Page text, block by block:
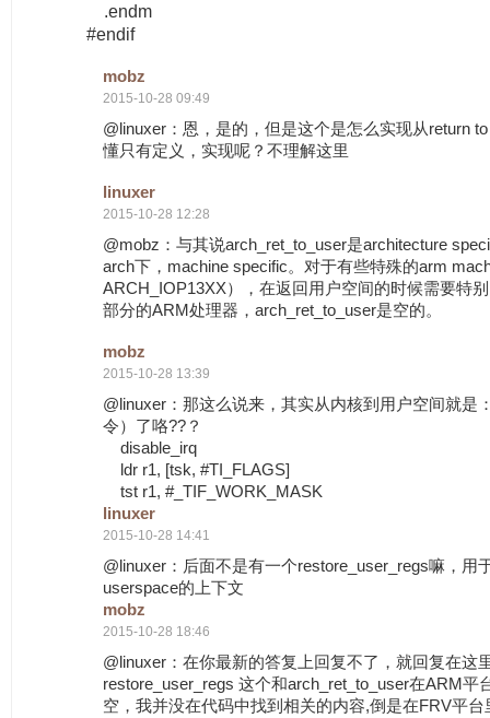
.endm
#endif
mobz
2015-10-28 09:49
@linuxer：恩，是的，但是这个是怎么实现从return
懂只有定义，实现呢？不理解这里
linuxer
2015-10-28 12:28
@mobz：与其说arch_ret_to_user是architecture
arch下，machine specific。对于有些特殊的arm
ARCH_IOP13XX），在返回用户空间的时候需要特
部分的ARM处理器，arch_ret_to_user是空的。
mobz
2015-10-28 13:39
@linuxer：那这么说来，其实从内核到用户空间就是
令）了咯??？
disable_irq
ldr r1, [tsk, #TI_FLAGS]
tst r1, #_TIF_WORK_MASK
linuxer
2015-10-28 14:41
@linuxer：后面不是有一个restore_user_regs嘛，用
userspace的上下文
mobz
2015-10-28 18:46
@linuxer：在你最新的答复上回复不了，就回复在这
restore_user_regs 这个和arch_ret_to_user在ARM平
空，我并没在代码中找到相关的内容,倒是在FRV平台